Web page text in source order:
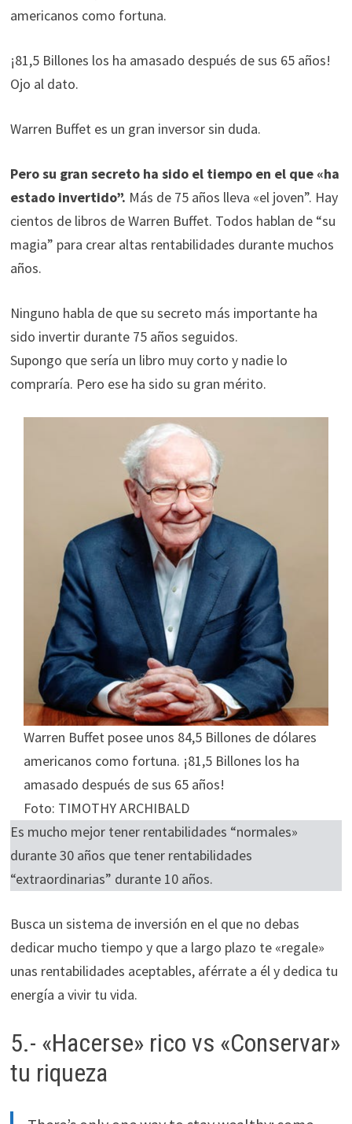
americanos como fortuna.
¡81,5 Billones los ha amasado después de sus 65 años!
Ojo al dato.
Warren Buffet es un gran inversor sin duda.
Pero su gran secreto ha sido el tiempo en el que «ha
estado invertido”. Más de 75 años lleva «el joven”. Hay
cientos de libros de Warren Buffet. Todos hablan de “su
magia” para crear altas rentabilidades durante muchos
años.
Ninguno habla de que su secreto más importante ha
sido invertir durante 75 años seguidos.
Supongo que sería un libro muy corto y nadie lo
compraría. Pero ese ha sido su gran mérito.
Warren Buffet posee unos 84,5 Billones de dólares
americanos como fortuna. ¡81,5 Billones los ha
amasado después de sus 65 años!
Foto: TIMOTHY ARCHIBALD
Es mucho mejor tener rentabilidades “normales»
durante 30 años que tener rentabilidades
“extraordinarias” durante 10 años.
Busca un sistema de inversión en el que no debas
dedicar mucho tiempo y que a largo plazo te «regale»
unas rentabilidades aceptables, aférrate a él y dedica tu
energía a vivir tu vida.
5.- «Hacerse» rico vs «Conservar»
tu riqueza